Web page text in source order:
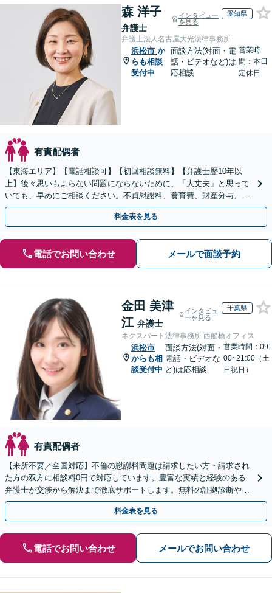
森 洋子
弁護士
インタビュー
を見る
愛知県
弁護士法人名古屋大光法律事務所
浜松市 か
らも相談
受付中
面談方法(対面・電
話・ビデオなど)は
応相談
営業時
間：本日
定休日
有責配偶者
【東海エリア】【電話相談可】【初回相談無料】【弁護士歴10年以
上】後々思いもよらない問題にならないために、「大丈夫」と思って
いても、早めにご相談ください。不貞慰謝料、養育費、財産分与、D
V、モラハラなど【出張相談可】
料金表を見る
電話でお問い合わせ メールで面談予約
金田 美津
江 弁護士
インタビュ
ーを見る
千葉県
ネクスパート法律事務所 西船橋オフィス
浜松市
からも相
談受付中
面談方法(対面・
電話・ビデオな
ど)は応相談
営業時間：09:
00~21:00（土
日祝日）
有責配偶者
【来所不要／全国対応】不倫の慰謝料問題は請求したい方・請求され
た方の双方に相談料0円で対応しています。豊富な実績と経験のある
弁護士が交渉から解決まで徹底サポートします。無料の証拠診断や着
手金の返還保証もありますので安心してご相談ください。
料金表を見る
電話でお問い合わせ メールでお問い合わせ